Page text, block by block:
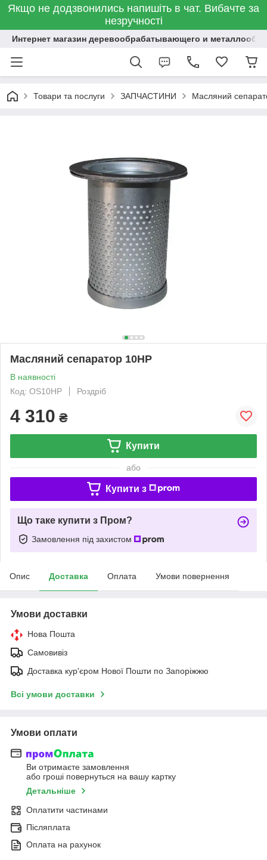
Якщо не додзвонились напишіть в чат. Вибачте за
незручності
Интернет магазин деревообрабатывающего и
Товари та послуги ЗАПЧАСТИНИ Масляний
Масляний сепаратор 10HP
В наявності
Код: OS10HP
Роздріб
4 310 ₴
Купити
або
Купити з
Що таке купити з Пром?
Замовлення під захистом
Опис Доставка Оплата Умови повернення
Умови доставки
Нова Пошта
Самовивіз
Доставка кур'єром Нової Пошти по Запоріжжю
Всі умови доставки
Умови оплати
Ви отримаєте замовлення
або гроші повернуться на вашу картку
Детальніше
Оплатити частинами
Післяплата
Оплата на рахунок